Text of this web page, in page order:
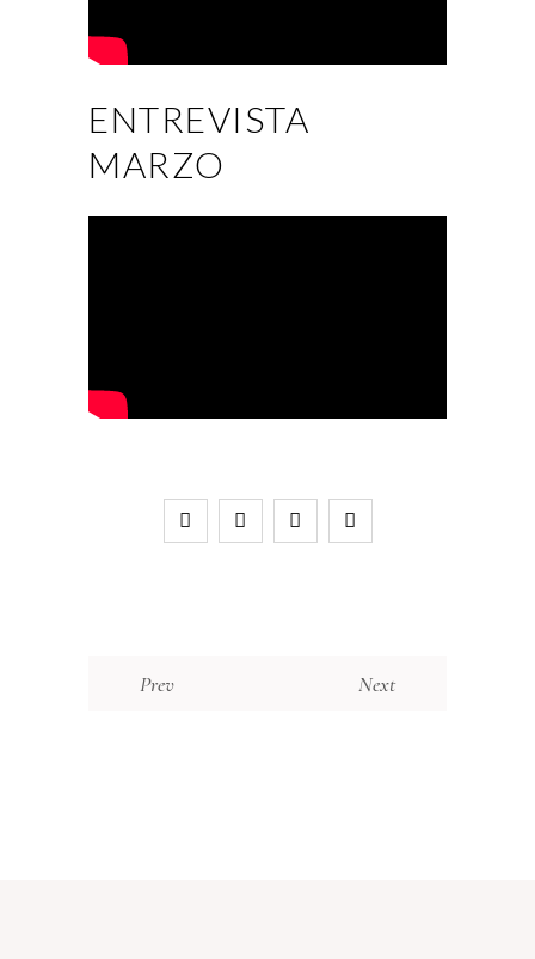
ENTREVISTA
MARZO
Prev Next